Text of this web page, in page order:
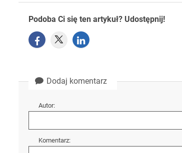
Podoba Ci się ten artykuł? Udostępnij!
Dodaj komentarz
Autor:
Komentarz: